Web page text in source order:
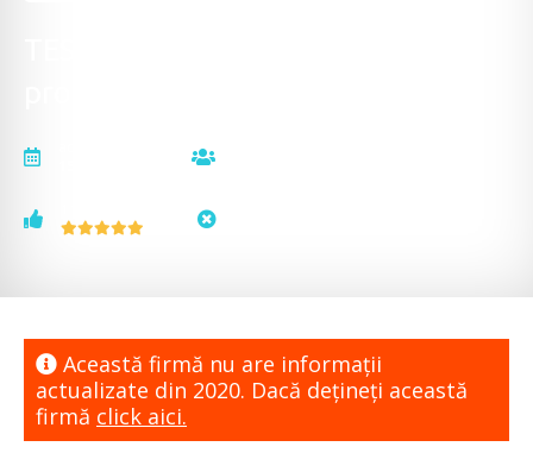
Această firmă nu are informaţii
actualizate din 2020. Dacă dețineți această
firmă click aici.